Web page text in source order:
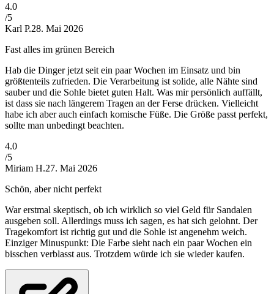
4.0
/5
Karl P.28. Mai 2026
Fast alles im grünen Bereich
Hab die Dinger jetzt seit ein paar Wochen im Einsatz und bin
größtenteils zufrieden. Die Verarbeitung ist solide, alle Nähte sind
sauber und die Sohle bietet guten Halt. Was mir persönlich auffällt,
ist dass sie nach längerem Tragen an der Ferse drücken. Vielleicht
habe ich aber auch einfach komische Füße. Die Größe passt perfekt,
sollte man unbedingt beachten.
4.0
/5
Miriam H.27. Mai 2026
Schön, aber nicht perfekt
War erstmal skeptisch, ob ich wirklich so viel Geld für Sandalen
ausgeben soll. Allerdings muss ich sagen, es hat sich gelohnt. Der
Tragekomfort ist richtig gut und die Sohle ist angenehm weich.
Einziger Minuspunkt: Die Farbe sieht nach ein paar Wochen ein
bisschen verblasst aus. Trotzdem würde ich sie wieder kaufen.